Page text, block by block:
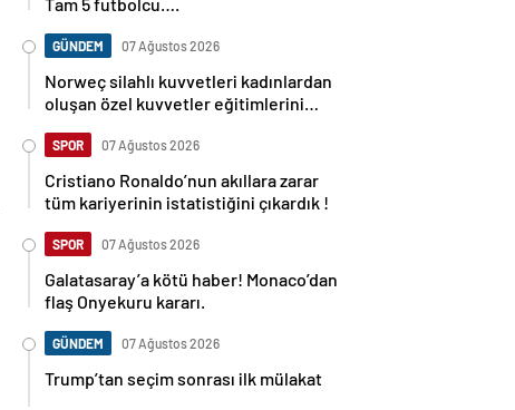
Tam 5 futbolcu….
GÜNDEM 07 Ağustos 2026
Norweç silahlı kuvvetleri kadınlardan
oluşan özel kuvvetler eğitimlerini
SPOR 07 Ağustos 2026
Cristiano Ronaldo’nun akıllara zarar
tüm kariyerinin istatistiğini çıkardık !
SPOR 07 Ağustos 2026
Galatasaray’a kötü haber! Monaco’dan
flaş Onyekuru kararı.
GÜNDEM 07 Ağustos 2026
Trump’tan seçim sonrası ilk mülakat